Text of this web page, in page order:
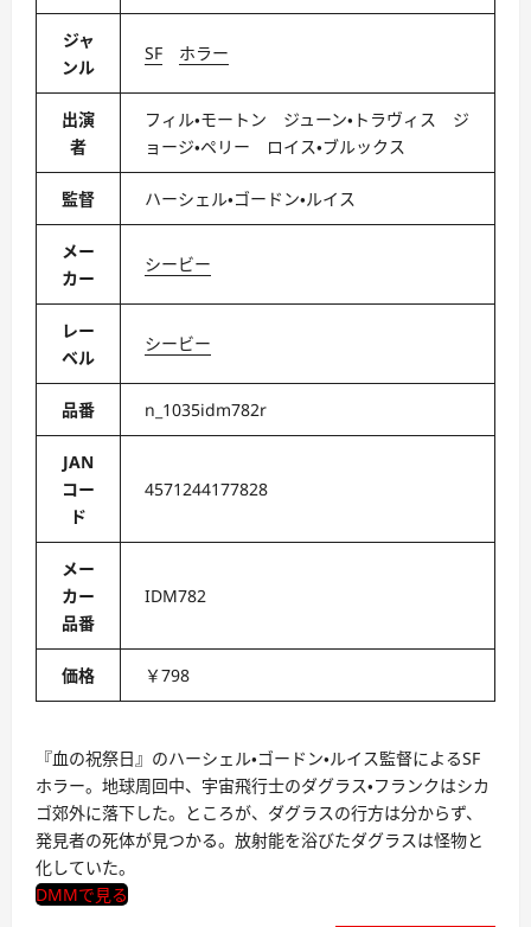
ジャ
ンル
SF ホラー
出演
者
フィル・モートン ジューン・トラヴィス ジ
ョージ・ペリー ロイス・ブルックス
監督 ハーシェル・ゴードン・ルイス
メー
カー
シービー
レー
ベル
シービー
品番 n_1035idm782r
JAN
コー
ド
4571244177828
メー
カー
品番
IDM782
価格 ￥798
『血の祝祭日』のハーシェル・ゴードン・ルイス監督によるSF
ホラー。地球周回中、宇宙飛行士のダグラス・フランクはシカ
ゴ郊外に落下した。ところが、ダグラスの行方は分からず、
発見者の死体が見つかる。放射能を浴びたダグラスは怪物と
化していた。
DMMで見る